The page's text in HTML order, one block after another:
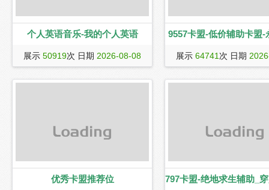
个人英语音乐-我的个人英语
展示 50919次 日期 2026-08-08
9557卡盟-低价辅助卡盟-
卡盟-绝地求生卡
9557卡盟(www.9557km.cn)-
购买的平台总站!
展示 64741 次 日期
优秀卡盟推荐位 797卡盟-绝地求生辅助_